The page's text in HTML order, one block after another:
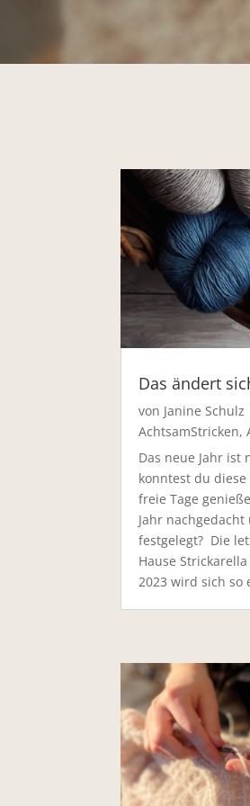
Das ändert
von Janine Schulz
AchtsamStricken,
Das neue Jahr ist
konntest du
freie Tage
Jahr
festgelegt? Die
Hause
2023 wird sich so